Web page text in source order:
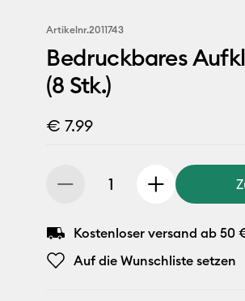
Artikelnr.2011743
Bedruckbares
(8 Stk.)
€ 7.99
Kostenloser versand ab 50
Auf die Wunschliste setzen